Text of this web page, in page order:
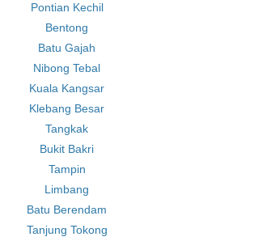
Pontian Kechil
Bentong
Batu Gajah
Nibong Tebal
Kuala Kangsar
Klebang Besar
Tangkak
Bukit Bakri
Tampin
Limbang
Batu Berendam
Tanjung Tokong